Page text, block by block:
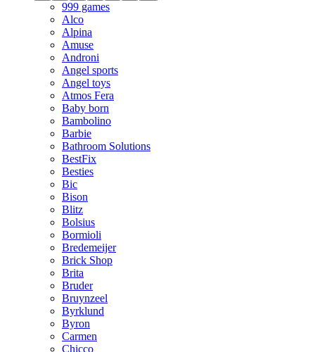
999 games
Alco
Alpina
Amuse
Androni
Angel sports
Angel toys
Atmos Fera
Baby born
Bambolino
Barbie
Bathroom Solutions
BestFix
Besties
Bic
Bison
Blitz
Bolsius
Bormioli
Bredemeijer
Brick Shop
Brita
Bruder
Bruynzeel
Byrklund
Byron
Carmen
Chicco